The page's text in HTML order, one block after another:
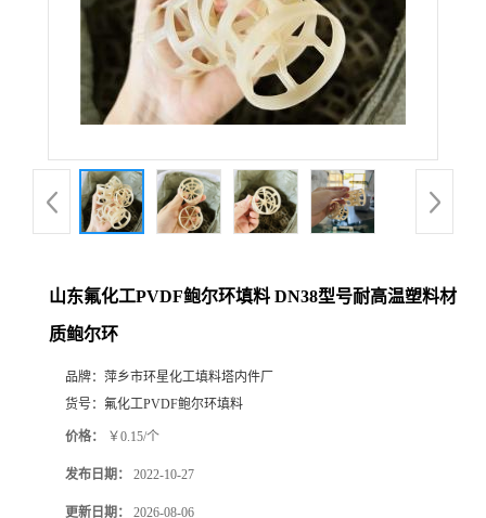
山东氟化工PVDF鲍尔环填料 DN38型号耐高温塑料材
质鲍尔环
品牌： 萍乡市环星化工填料塔内件厂
货号： 氟化工PVDF鲍尔环填料
价格： ￥0.15/个
发布日期： 2022-10-27
更新日期： 2026-08-06